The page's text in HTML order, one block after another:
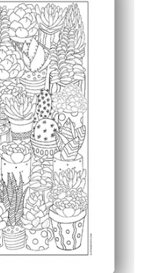
ideal für ruhige Ecken,
erstellen Sie Kursgruppen,